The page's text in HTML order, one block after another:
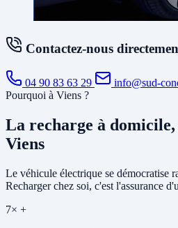
Contactez-nous
04 90 83 63 29
info@sud-
Pourquoi à Viens ?
La recharge à
Viens
Le véhicule électrique se démocratise
Recharger chez soi, c'est l'assurance
7× +